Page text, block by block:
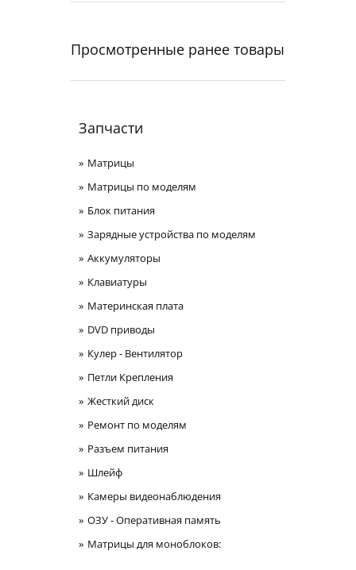
Просмотренные ранее товары
Запчасти
Матрицы
Матрицы по моделям
Блок питания
Зарядные устройства по моделям
Аккумуляторы
Клавиатуры
Материнская плата
DVD приводы
Кулер - Вентилятор
Петли Крепления
Жесткий диск
Ремонт по моделям
Разъем питания
Шлейф
Камеры видеонаблюдения
ОЗУ - Оперативная память
Матрицы для моноблоков: